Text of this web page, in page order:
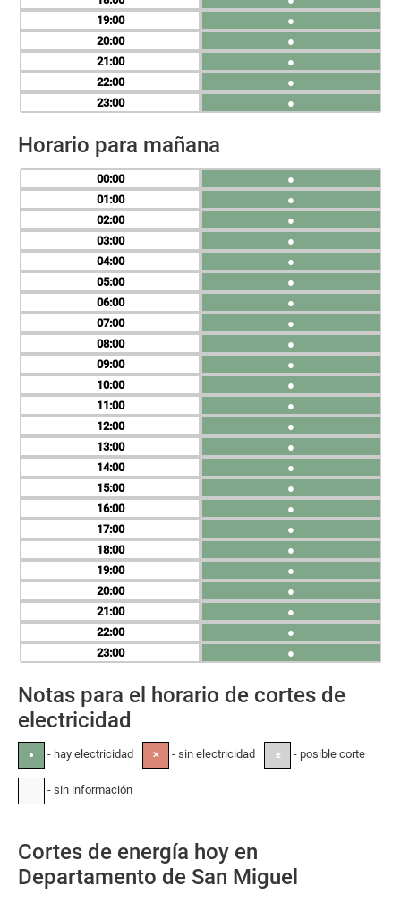
19
20
21
22
23
●
●
●
●
●
Horario para mañana
00
01
02
03
04
05
06
07
08
09
10
11
12
13
14
15
16
17
18
19
20
21
22
23
●
●
●
●
●
●
●
●
●
●
●
●
●
●
●
●
●
●
●
●
●
●
●
●
Notas para el horario de cortes de
electricidad
● - hay electricidad ✕ - sin electricidad ± - posible corte
- sin información
Cortes de energía hoy en
Departamento de San Miguel